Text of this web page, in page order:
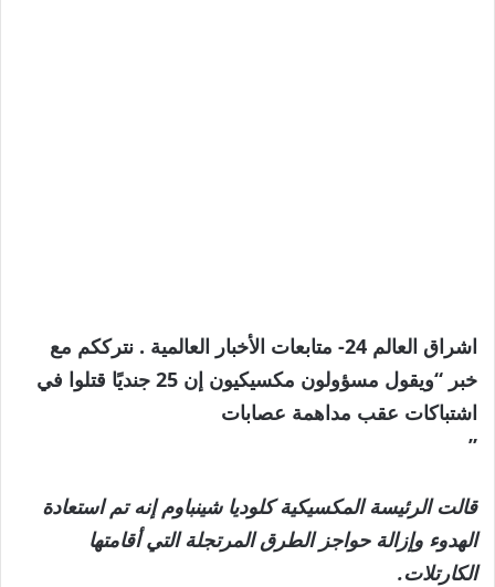
اشراق العالم 24- متابعات الأخبار العالمية . نترككم مع
خبر “ويقول مسؤولون مكسيكيون إن 25 جنديًا قتلوا في
اشتباكات عقب مداهمة عصابات
”
قالت الرئيسة المكسيكية كلوديا شينباوم إنه تم استعادة
الهدوء وإزالة حواجز الطرق المرتجلة التي أقامتها
الكارتلات.